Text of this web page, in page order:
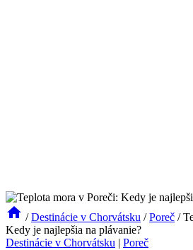
/ Destinácie v Chorvátsku / Poreč /
Kedy je najlepšia na plávanie?
Destinácie v Chorvátsku | Poreč